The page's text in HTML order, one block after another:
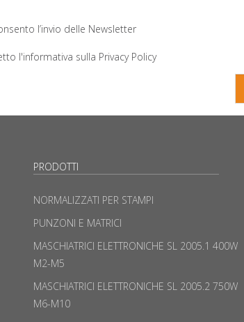
l’invio delle Newsletter
l'informativa sulla Privacy Policy
PRODOTTI
NORMALIZZATI PER STAMPI
PUNZONI E MATRICI
MASCHIATRICI ELETTRONICHE SL 2005.1 400W
M2-M5
MASCHIATRICI ELETTRONICHE SL 2005.2 750W
M6-M10